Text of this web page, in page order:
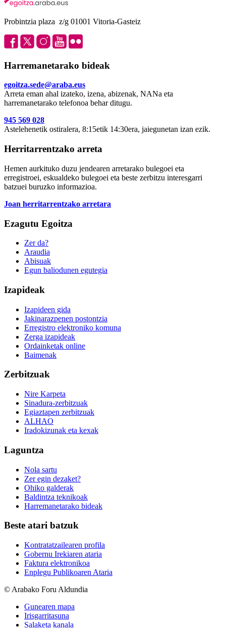
Probintzia plaza z/g 01001 Vitoria-Gasteiz
Harremanetarako bideak
egoitza.sede@araba.eus
Arreta eman ahal izateko, izena, abizenak, NANa eta
harremanetarako telefonoa behar ditugu.
945 569 028
Astelehenetik ostiralera, 8:15etik 14:30era, jaiegunetan izan ezik.
Herritarrentzako arreta
Hemen aurkituko duzu jendearen arretarako bulegoei eta
erregistroei, eskualdeko bulegoei eta beste zerbitzu interesgarri
batzuei buruzko informazioa.
Joan herritarrentzako arretara
Ezagutu Egoitza
Zer da?
Araudia
Abisuak
Egun baliodunen egutegia
Izapideak
Izapideen gida
Jakinarazpenen postontzia
Erregistro elektroniko komuna
Zerga izapideak
Ordainketak online
Baimenak
Zerbitzuak
Nire Karpeta
Sinadura-zerbitzuak
Egiaztapen zerbitzuak
ALHAO
Iradokizunak eta kexak
Laguntza
Nola sartu
Zer egin dezaket?
Ohiko galderak
Baldintza teknikoak
Harremanetarako bideak
Beste atari batzuk
Kontratatzailearen profila
Gobernu Irekiaren ataria
Faktura elektronikoa
Enplegu Publikoaren Ataria
© Arabako Foru Aldundia
Gunearen mapa
Irisgarritasuna
Salaketa kanala